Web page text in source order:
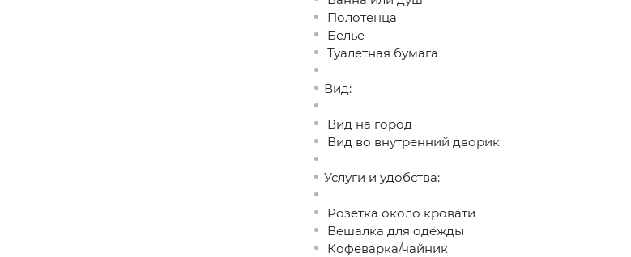
Полотенца
Белье
Туалетная бумага
Вид:
Вид на город
Вид во внутренний дворик
Услуги и удобства: ​
Розетка около кровати
Вешалка для одежды
Кофеварка/чайник